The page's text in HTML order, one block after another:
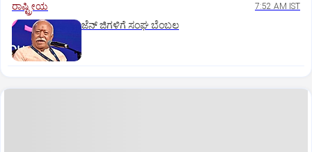
ರಾಷ್ಟ್ರೀಯ 7:52 AM IST
ಜೆನ್‌ ಜಿಗಳಿಗೆ ಸಂಘ ಬೆಂಬಲ